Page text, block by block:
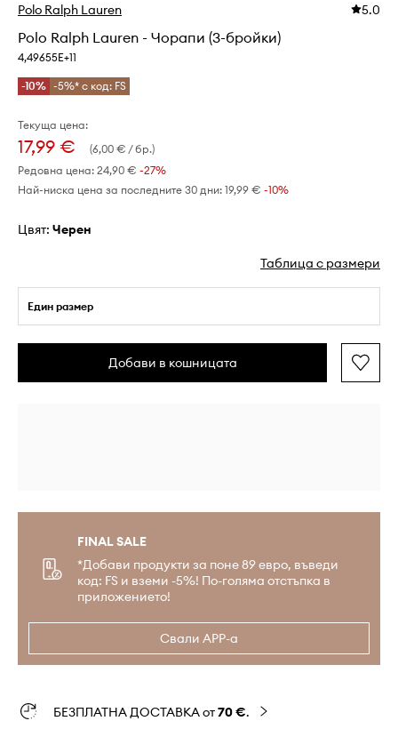
Polo Ralph Lauren 5.0
Polo Ralph Lauren - Чорапи (3-бройки)
4,49655E+11
-10% -5%* с код: FS
Текуща цена:
17,99 €
(6,00 € / бр.)
Редовна цена: 24,90 € -27%
Най-ниска цена за последните 30 дни: 19,99 € -10%
Цвят: черен
Таблица с размери
Един размер
Добави в кошницата
FINAL SALE
*Добави продукти за поне 89 евро, въведи
код: FS и вземи -5%! По-голяма отстъпка в
приложението!
Свали APP-а
БЕЗПЛАТНА ДОСТАВКА от70 €.